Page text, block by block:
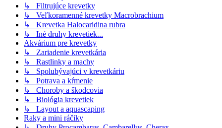
↳ Filtrujúce krevetky
↳ Veľkoramenné krevetky Macrobrachium
↳ Krevetka Halocaridina rubra
↳ Iné druhy krevetiek...
Akvárium pre krevetky
↳ Zariadenie krevetkária
↳ Rastlinky a machy
↳ Spolubývajúci v krevetkáriu
↳ Potrava a kŕmenie
↳ Choroby a škodcovia
↳ Biológia krevetiek
↳ Layout a aquascaping
Raky a mini ráčiky